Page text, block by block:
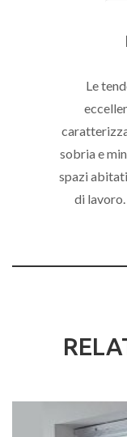
Le
sobria e
spazi
di